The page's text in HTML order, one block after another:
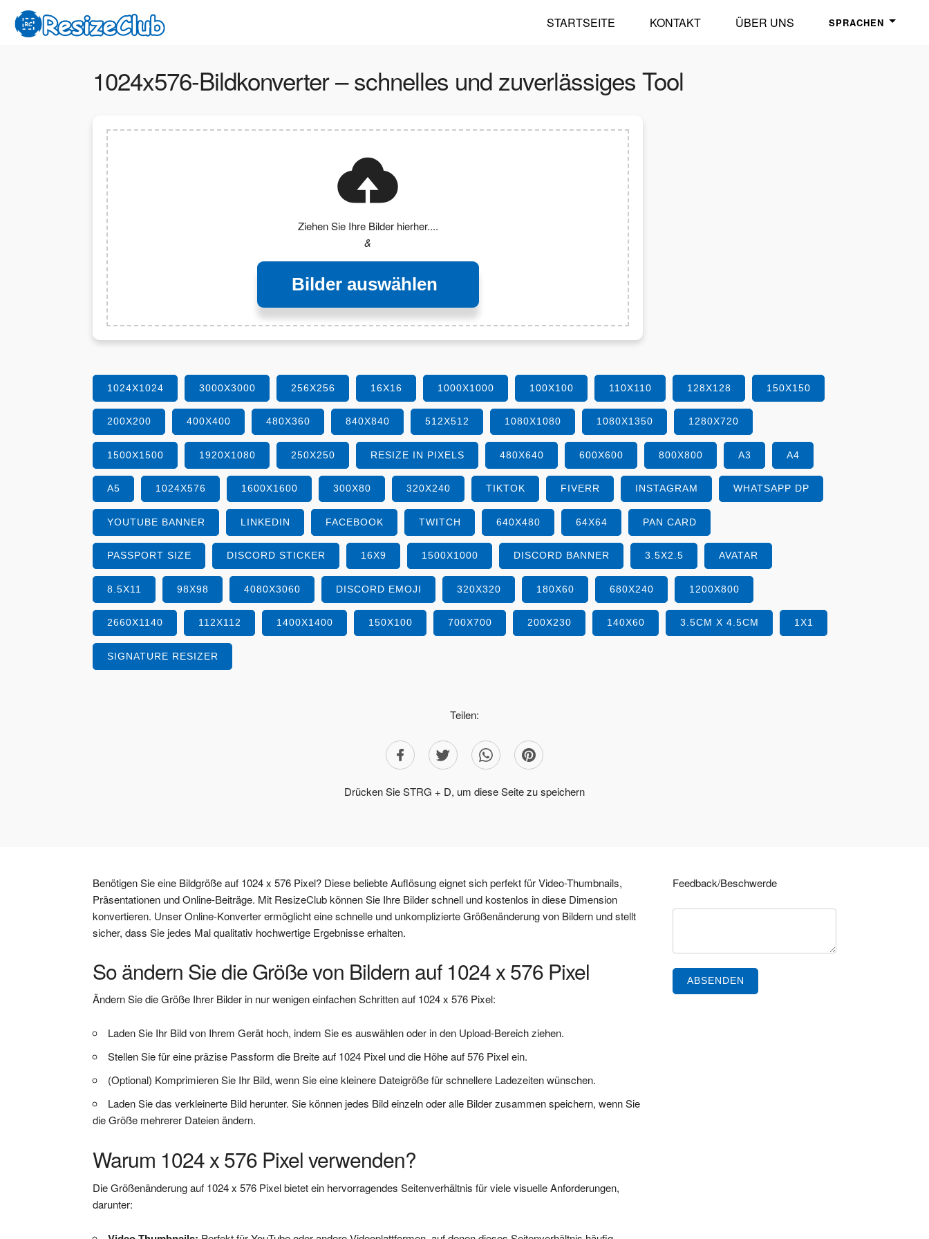
STARTSEITE KONTAKT ÜBER UNS SPRACHEN
1024x576-Bildkonverter – schnelles und zuverlässiges Tool
Ziehen Sie Ihre Bilder hierher....
&
Bilder auswählen
1024X1024 3000X3000 256X256 16X16 1000X1000 100X100 110X110 128X128 150X150
200X200 400X400 480X360 840X840 512X512 1080X1080 1080X1350 1280X720
1500X1500 1920X1080 250X250 RESIZE IN PIXELS 480X640 600X600 800X800 A3 A4
A5 1024X576 1600X1600 300X80 320X240 TIKTOK FIVERR INSTAGRAM WHATSAPP DP
YOUTUBE BANNER LINKEDIN FACEBOOK TWITCH 640X480 64X64 PAN CARD
PASSPORT SIZE DISCORD STICKER 16X9 1500X1000 DISCORD BANNER 3.5X2.5 AVATAR
8.5X11 98X98 4080X3060 DISCORD EMOJI 320X320 180X60 680X240 1200X800
2660X1140 112X112 1400X1400 150X100 700X700 200X230 140X60 3.5CM X 4.5CM 1X1
SIGNATURE RESIZER
Teilen:
Drücken Sie STRG + D, um diese Seite zu speichern
Benötigen Sie eine Bildgröße auf 1024 x 576 Pixel? Diese beliebte Auflösung eignet sich perfekt für Video-Thumbnails,
Präsentationen und Online-Beiträge. Mit ResizeClub können Sie Ihre Bilder schnell und kostenlos in diese Dimension
konvertieren. Unser Online-Konverter ermöglicht eine schnelle und unkomplizierte Größenänderung von Bildern und stellt
sicher, dass Sie jedes Mal qualitativ hochwertige Ergebnisse erhalten.
So ändern Sie die Größe von Bildern auf 1024 x 576 Pixel
Ändern Sie die Größe Ihrer Bilder in nur wenigen einfachen Schritten auf 1024 x 576 Pixel:
Laden Sie Ihr Bild von Ihrem Gerät hoch, indem Sie es auswählen oder in den Upload-Bereich ziehen.
Stellen Sie für eine präzise Passform die Breite auf 1024 Pixel und die Höhe auf 576 Pixel ein.
(Optional) Komprimieren Sie Ihr Bild, wenn Sie eine kleinere Dateigröße für schnellere Ladezeiten wünschen.
Laden Sie das verkleinerte Bild herunter. Sie können jedes Bild einzeln oder alle Bilder zusammen speichern, wenn Sie
die Größe mehrerer Dateien ändern.
Warum 1024 x 576 Pixel verwenden?
Die Größenänderung auf 1024 x 576 Pixel bietet ein hervorragendes Seitenverhältnis für viele visuelle Anforderungen,
darunter:
Feedback/Beschwerde
ABSENDEN